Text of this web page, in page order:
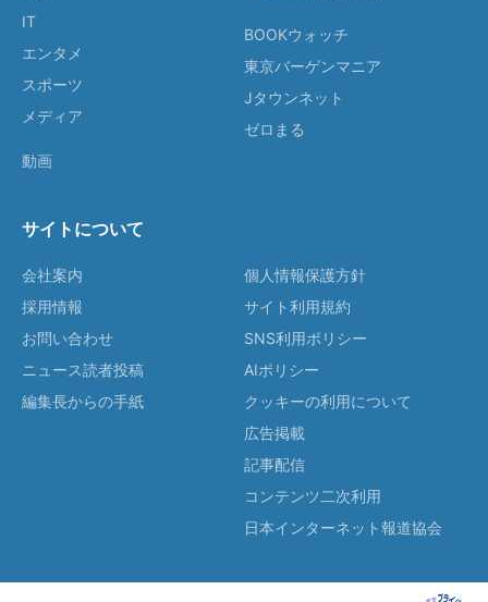
IT
エンタメ
スポーツ
メディア
動画
BOOKウォッチ
東京バーゲンマニア
Jタウンネット
ゼロまる
サイトについて
会社案内
採用情報
お問い合わせ
ニュース読者投稿
編集長からの手紙
個人情報保護方針
サイト利用規約
SNS利用ポリシー
AIポリシー
クッキーの利用について
広告掲載
記事配信
コンテンツ二次利用
日本インターネット報道協会